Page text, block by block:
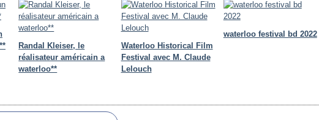
Randal Kleiser, le
réalisateur américain a
waterloo**
Waterloo Historical Film
Festival avec M. Claude
Lelouch
waterloo festival bd 2022